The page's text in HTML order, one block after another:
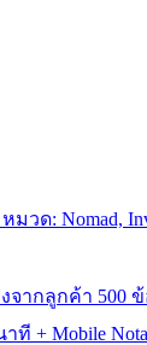
หมวด: Nomad,
จากลูกค้า 500
ที + Mobile